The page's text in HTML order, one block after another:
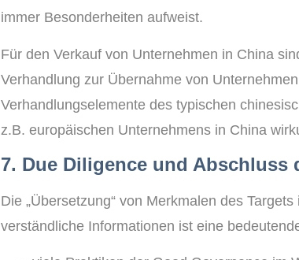
immer Besonderheiten aufweist.
Für den Verkauf von Unternehmen in China
Verhandlung zur Übernahme von
Verhandlungselemente des typischen
z.B. europäischen Unternehmens in China
7. Due Diligence und Abschluss
Die „Übersetzung“ von Merkmalen des
verständliche Informationen ist eine